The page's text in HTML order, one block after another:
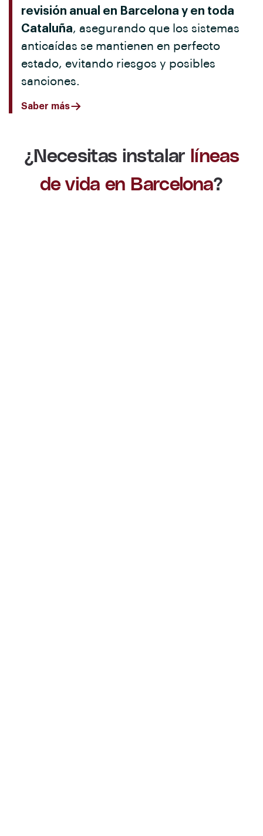
revisión anual en Barcelona y en toda
Cataluña, asegurando que los sistemas
anticaídas se mantienen en perfecto
estado, evitando riesgos y posibles
sanciones.
Saber más
¿Necesitas instalar líneas
de vida en Barcelona?